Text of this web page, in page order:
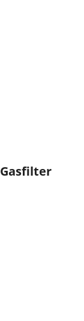
Gasfilter